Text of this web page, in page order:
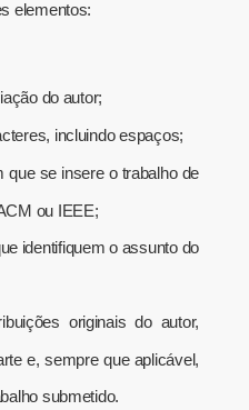
elementos:
do autor;
incluindo espaços;
que se insere o trabalho de
ou IEEE;
identifiquem o assunto do
originais do autor,
e, sempre que aplicável,
submetido.